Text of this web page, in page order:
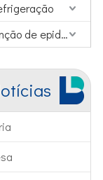
Materiais de prevenção de epidemias